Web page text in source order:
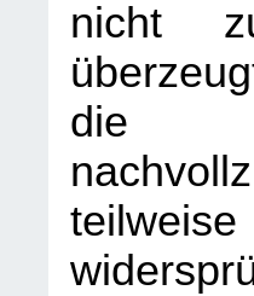
nicht
die
teilweise